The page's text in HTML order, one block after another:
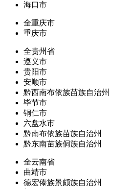
海口市
全重庆市
重庆市
全贵州省
遵义市
贵阳市
安顺市
黔西南布依族苗族自治州
毕节市
铜仁市
六盘水市
黔南布依族苗族自治州
黔东南苗族侗族自治州
全云南省
曲靖市
德宏傣族景颇族自治州